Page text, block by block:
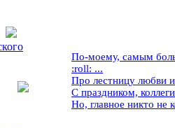
По-моему, самым
:roll: ...
Про лестницу любви
С праздником,
Но, главное никто не